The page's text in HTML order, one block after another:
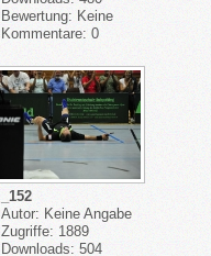
Bewertung: Keine
Kommentare: 0
_152
Autor: Keine Angabe
Zugriffe: 1889
Downloads: 504